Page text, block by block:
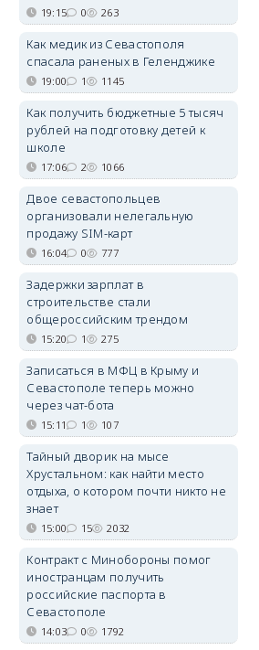
19:15 0 263
Как медик из Севастополя
спасала раненых в Геленджике
19:00 1 1145
Как получить бюджетные 5 тысяч
рублей на подготовку детей к
школе
17:06 2 1066
Двое севастопольцев
организовали нелегальную
продажу SIM-карт
16:04 0 777
Задержки зарплат в
строительстве стали
общероссийским трендом
15:20 1 275
Записаться в МФЦ в Крыму и
Севастополе теперь можно
через чат-бота
15:11 1 107
Тайный дворик на мысе
Хрустальном: как найти место
отдыха, о котором почти никто не
знает
15:00 15 2032
Контракт с Минобороны помог
иностранцам получить
российские паспорта в
Севастополе
14:03 0 1792